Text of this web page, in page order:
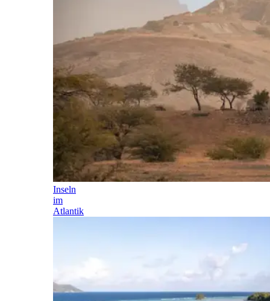
Inseln
im
Atlantik